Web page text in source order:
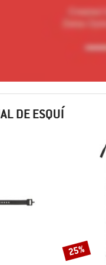
DE ESQUÍ
Descuento
25%